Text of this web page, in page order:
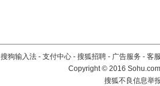
搜狗输入法 - 支付中心 - 搜狐招聘 - 广告服务 - 客
Copyright©2016
搜狐不良信息举